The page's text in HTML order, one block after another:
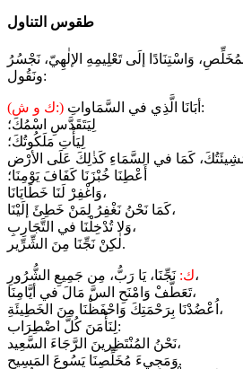
طقوس التناول
وَاسْتِنَادًا إلَى تَعْلِيمِهِ الإلٰهِيّ، نَجْسُرُ
ونَقُول:
(ك و ش:)
أبَانَا الَّذِي في السَّمَاواتِ:
لِيَتَقَدَّسِ اسْمُكَ؛
لِيَأْتِ مَلَكُوتُكَ؛
أَعْطِنَا خُبْزَنَا كَفَافَ يَوْمِنَا؛
وَاغْفِرْ لَنَا خَطَايَانَا،
كَمَا نَحْنُ نَغْفِرُ لِمَنْ خَطِئَ إلَيْنَا،
وَلا تُدْخِلْنَا في التَّجَارِبِ،
لٰكِنْ نَجِّنَا مِنَ الشِّرِّير.
ك:نَجِّنَا، يَا رَبُّ، مِن جَمِيعِ الشُّرُورِ،
تَعَطَّفْ وَامْنَحِ السَّ مَالَ في أيَّامِنَا،
اُعْضُدْنَا بِرَحْمَتِكَ وَاحْفَظْنَا مِنَ الخَطِيئَةِ،
لِنَأْمَنَ كُلَّ اضْطِرَاب:
نَحْنُ المُنْتَظِرينَ الرَّجَاءَ السَّعِيد،
وَمَجِيءَ مُخَلِّصِنَا يَسُوعَ المَسِيح.